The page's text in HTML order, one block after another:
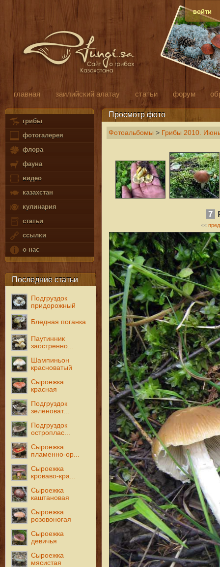
войти
главная заилийский алатау статьи форум
грибы
фотогалерея
флора
фауна
видео
казахстан
кулинария
статьи
ссылки
о нас
Последние статьи
Подгруздок
придорожный
Бледная поганка
Паутинник
заостренно...
Шампиньон
красноватый
Сыроежка
красная
Подгруздок
зеленоват...
Подгруздок
остроплас...
Сыроежка
пламенно-ор...
Сыроежка
кроваво-кра...
Сыроежка
каштановая
Сыроежка
розовоногая
Сыроежка
девичья
Сыроежка
мясистая
Просмотр фото
Фотоальбомы > Грибы 2010.
7
<<